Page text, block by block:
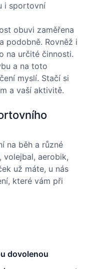
i sportovní
obuvi zaměřena
podobně. Rovněž i
na určité činnosti.
a na toto
myslí. Stačí si
a vaší aktivitě.
na běh a různé
volejbal, aerobik,
už máte, u nás
které vám při
dovolenou